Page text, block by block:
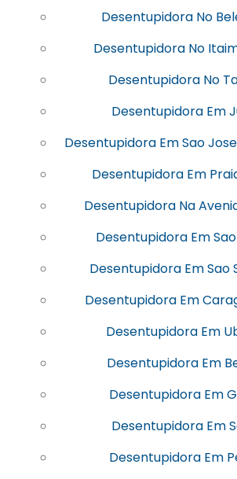
Desentupidora No
Desentupidora No
Desentupidora No
Desentupidora Em
Desentupidora Em Sao
Desentupidora Em
Desentupidora Na
Desentupidora Em
Desentupidora Em Sao
Desentupidora Em
Desentupidora Em
Desentupidora Em
Desentupidora Em
Desentupidora Em
Desentupidora Em